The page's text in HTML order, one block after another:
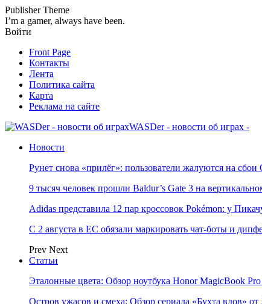
Publisher Theme
I’m a gamer, always have been.
Войти
Front Page
Контакты
Лента
Политика сайта
Карта
Реклама на сайте
WASDer - новости об играх -
Новости
Рунет снова «прилёг»: пользователи жалуются на
9 тысяч человек прошли Baldur’s Gate 3 на
Adidas представила 12 пар кроссовок Pokémon: у
С 2 августа в ЕС обязали маркировать чат-боты и
Prev Next
Статьи
Эталонные цвета: Обзор ноутбука Honor MagicBook
Остров ужасов и смеха: Обзор сериала «Бухта вдов» от